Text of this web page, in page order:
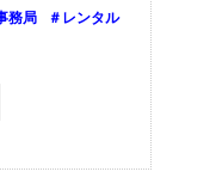
務局
＃レンタル